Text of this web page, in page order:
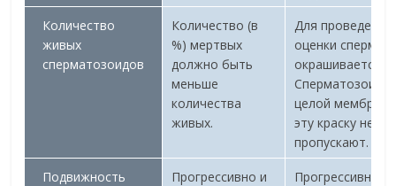
Количество
живых
сперматозоидов
Количество (в
%) мертвых
должно быть
меньше
количества
живых.
Для проведения
оценки сперма
окрашивается.
Сперматозоиды
целой
эту краску не
пропускают.
Подвижность
Прогрессивно и
Прогрессивно-